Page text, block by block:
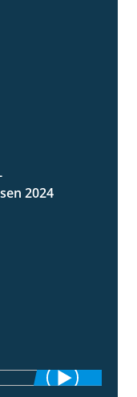
8:38
2024